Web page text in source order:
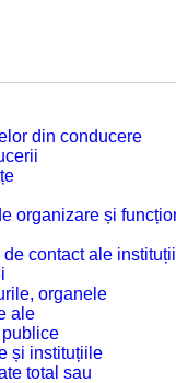
din conducere
organizare și
contact ale
organele
ale
și instituțiile
total sau